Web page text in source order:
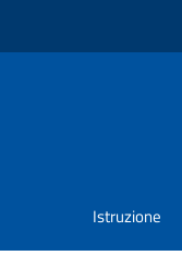
Istruzione